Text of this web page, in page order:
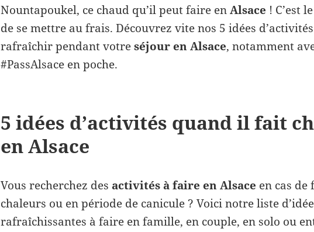
Nountapoukel, ce chaud qu’il peut faire enAlsace ! C’est
de se mettre au frais. Découvrez vite nos 5 idées
rafraîchir pendant votreséjour en Alsace, notamment
#PassAlsace en poche.
5 idées d’activités quand il fait
en Alsace
Vous recherchez des activités à faire en Alsace en cas de
chaleurs ou en période de canicule ? Voici notre liste
rafraîchissantes à faire en famille, en couple, en solo ou